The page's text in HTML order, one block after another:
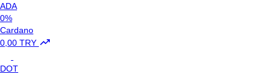
ADA
0%
Cardano
0,00 TRY
DOT